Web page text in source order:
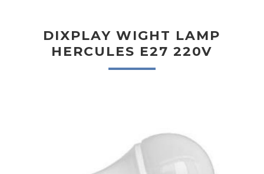
DIXPLAY WIGHT LAMP
HERCULES E27 220V